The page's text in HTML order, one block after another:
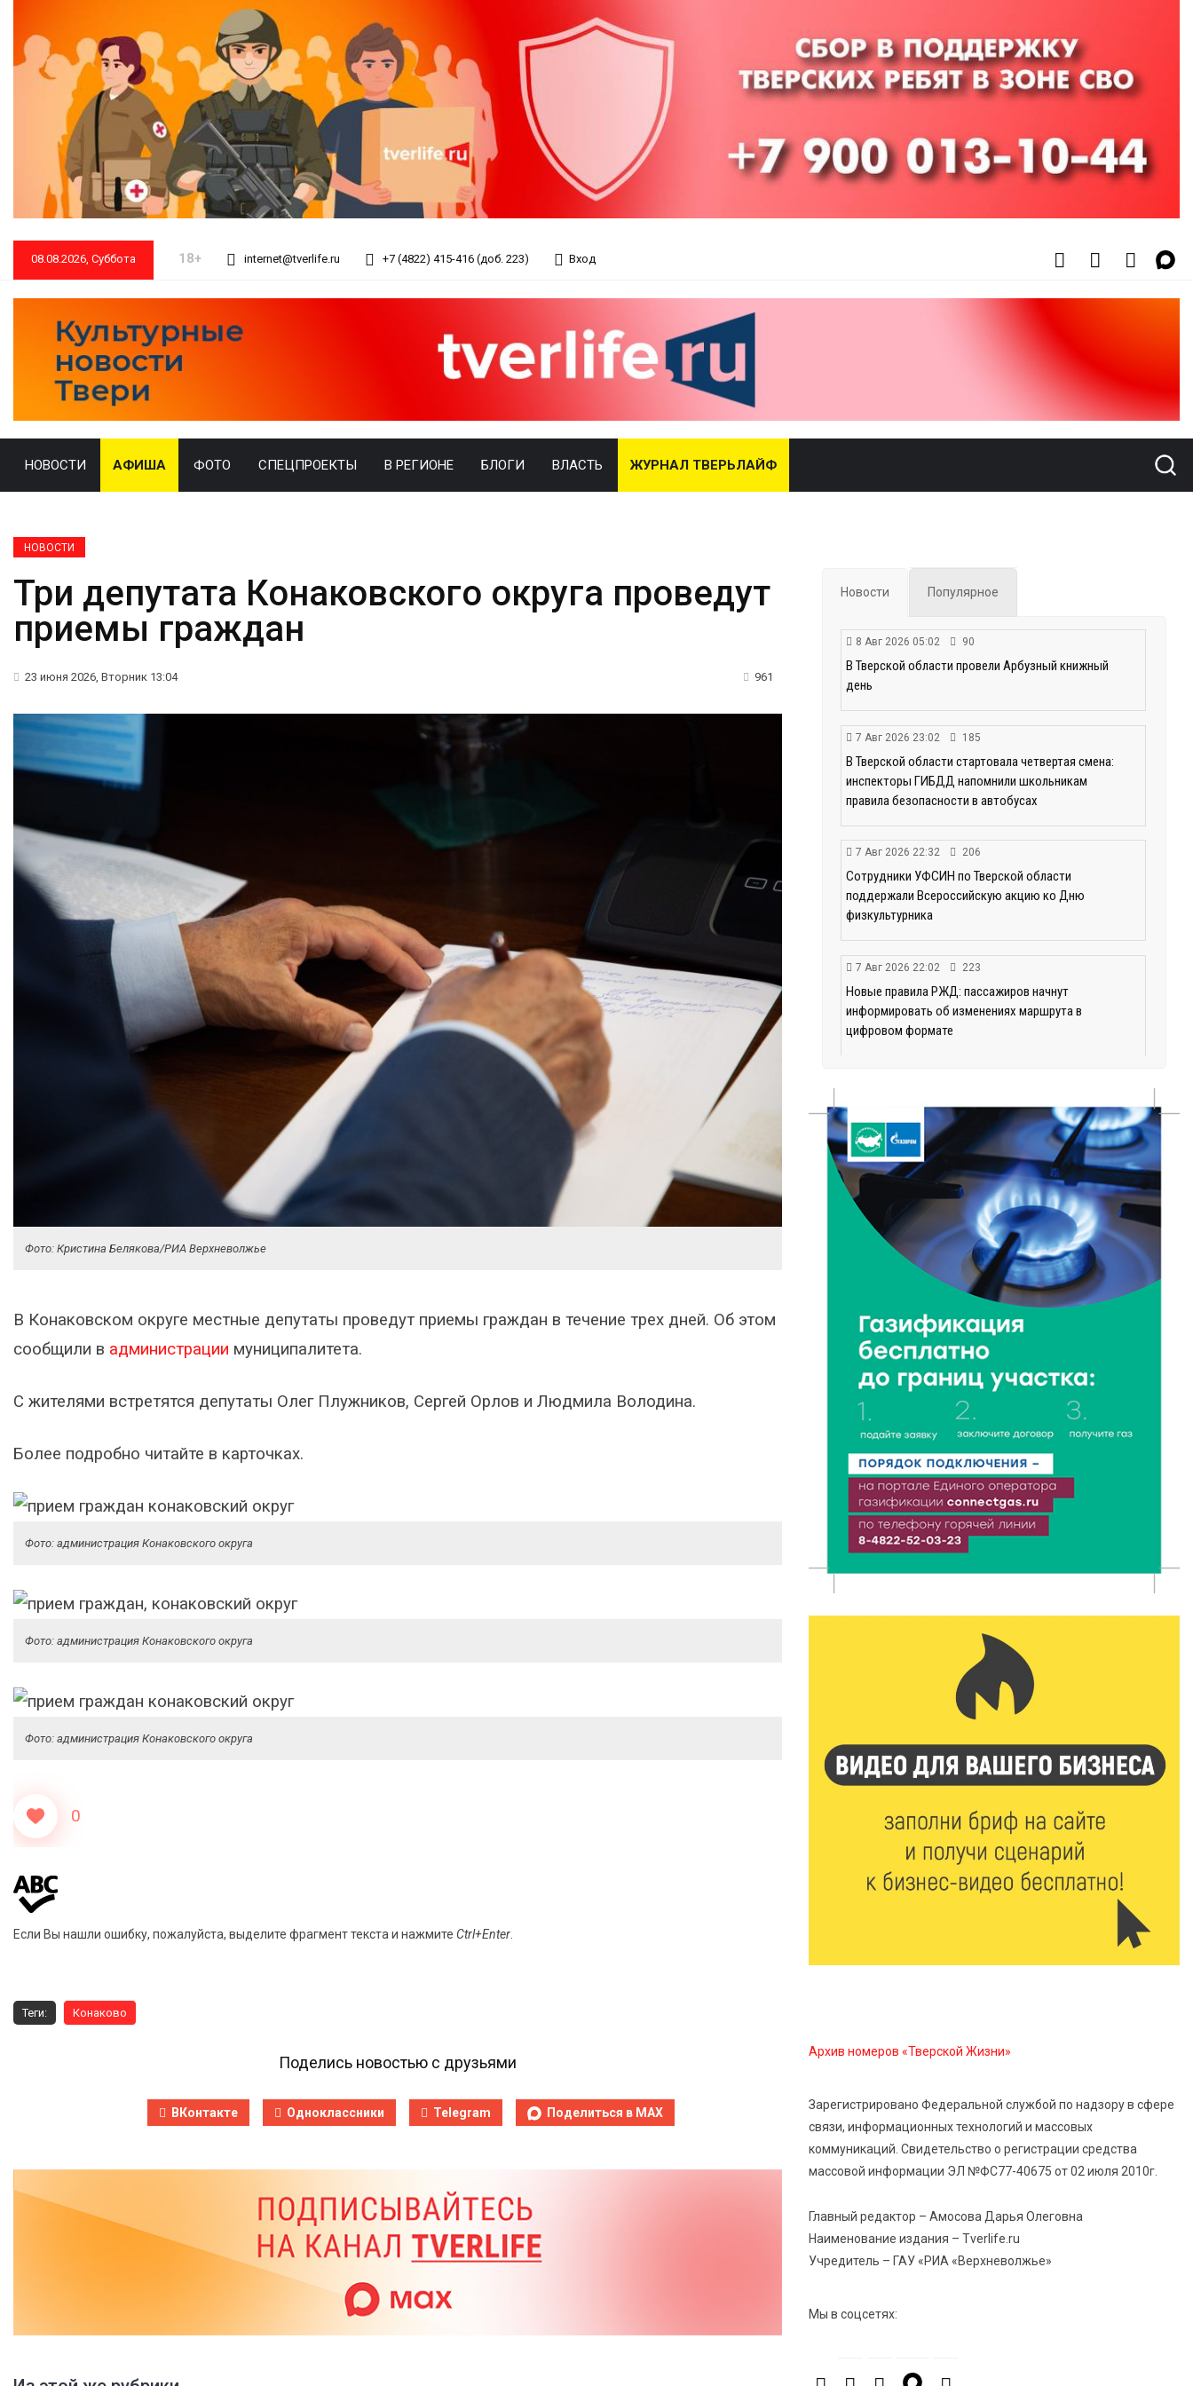
08.08.2026, Суббота 18+ internet@tverlife.ru +7 (4822) 415-416 (доб. 223) Вход
НОВОСТИ АФИША ФОТО СПЕЦПРОЕКТЫ В РЕГИОНЕ БЛОГИ ВЛАСТЬ ЖУРНАЛ ТВЕРЬЛАЙФ
НОВОСТИ
Три депутата Конаковского округа проведут
приемы граждан
23 июня 2026, Вторник 13:04 961
Фото: Кристина Белякова/РИА Верхневолжье
В Конаковском округе местные депутаты проведут приемы граждан в течение трех дней. Об этом
сообщили в администрации муниципалитета.
С жителями встретятся депутаты Олег Плужников, Сергей Орлов и Людмила Володина.
Более подробно читайте в карточках.
Фото: администрация Конаковского округа
Фото: администрация Конаковского округа
Фото: администрация Конаковского округа
0
Если Вы нашли ошибку, пожалуйста, выделите фрагмент текста и нажмите Ctrl+Enter
Теги: Конаково
Поделись новостью с друзьями
ВКонтакте Одноклассники Telegram Поделиться в MAX
Новости Популярное
8 Авг 2026 05:02 90
В Тверской области провели Арбузный книжный
день
7 Авг 2026 23:02 185
В Тверской области стартовала четвертая смена:
инспекторы ГИБДД напомнили школьникам
правила безопасности в автобусах
7 Авг 2026 22:32 206
Сотрудники УФСИН по Тверской области
поддержали Всероссийскую акцию ко Дню
физкультурника
7 Авг 2026 22:02 223
Новые правила РЖД: пассажиров начнут
информировать об изменениях маршрута в
цифровом формате
Социальный фонд РФ представил актуальные
данные о численности пенсионеров
7 Авг 2026 20:02 247
Как питаться, чтобы мозг работал лучше:
рекомендации фитнес ‑ специалиста Александра
Семина
281
Ботанические лаборатории в школах: Тверская
область запускает масштабный экопроект
7 Авг 2026 18:52 539
В Ржеве чествовали работников строительной
отрасли
7 Авг 2026 18:10 169
Зарядка со стражем порядка объединила детей в
«Чайке»
Крестовоздвиженской церкви
270
День арбуза отметили ребята в Андреапольском
7 Авг 2026 17:02 298
Названы первые победители программы «Земский
работник культуры» в Тверской области
7 Авг 2026 16:32 502
Открыт набор на программу амбассадоров для
студентов российских вузов
7 Авг 2026 15:37 237
опасности домашних заготовок
7 Авг 2026 15:32 315
изменила библиотечную жизнь Верхневолжья
Архив номеров «Тверской Жизни»
Зарегистрировано Федеральной службой по надзору в сфере
связи, информационных технологий и массовых
коммуникаций. Свидетельство о регистрации средства
массовой информации ЭЛ №ФС77-40675 от 02 июля 2010г.
Главный редактор – Амосова Дарья Олеговна
Наименование издания – Tverlife.ru
Учредитель – ГАУ «РИА «Верхневолжье»
Мы в соцсетях: